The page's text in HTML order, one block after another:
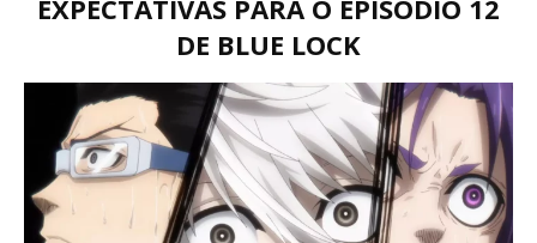
EXPECTATIVAS PARA O EPISÓDIO 12
DE BLUE LOCK